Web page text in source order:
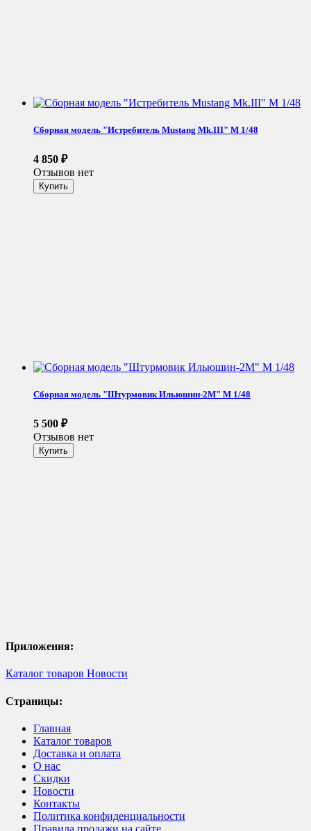
Сборная модель "Истребитель Mustang Mk.III" М 1/48
4 850 ₽
Отзывов нет
Сборная модель "Штурмовик Ильюшин-2М" М 1/48
5 500 ₽
Отзывов нет
Приложения:
Каталог товаров Новости
Страницы:
Главная
Каталог товаров
Доставка и оплата
О нас
Скидки
Новости
Контакты
Политика конфиденциальности
Правила продажи на сайте